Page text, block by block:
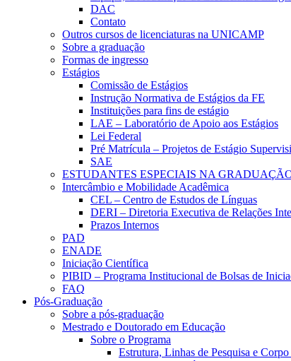
DAC
Contato
Outros cursos de licenciaturas na UNICAMP
Sobre a graduação
Formas de ingresso
Estágios
Comissão de Estágios
Instrução Normativa de Estágios da FE
Instituições para fins de estágio
LAE – Laboratório de Apoio aos Estágios
Lei Federal
Pré Matrícula – Projetos de Estágio
SAE
ESTUDANTES ESPECIAIS NA
Intercâmbio e Mobilidade Acadêmica
CEL – Centro de Estudos de Línguas
DERI – Diretoria Executiva de Relações
Prazos Internos
PAD
ENADE
Iniciação Científica
PIBID – Programa Institucional de Bolsas de
FAQ
Pós-Graduação
Sobre a pós-graduação
Mestrado e Doutorado em Educação
Sobre o Programa
Estrutura, Linhas de Pesquisa e